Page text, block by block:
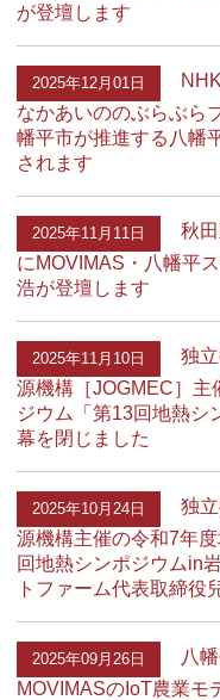
が登壇します
2025年12月01日
なかあいののぶらぶら
幡平市が推進する八幡
されます
2025年11月11日
秋
にMOVIMAS・八幡平
浩が登壇します
2025年11月10日
独
源機構［JOGMEC］主
ジウム「第13回地熱シ
幕を閉じました
2025年10月24日
独
源機構主催の令和7年
回地熱シンポジウムin
トファーム代表取締役
2025年09月26日
八
MOVIMASのIoT農業モ